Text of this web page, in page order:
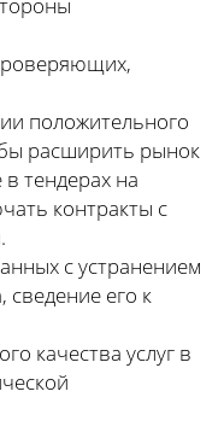
положительного
расширить рынок
тендерах на
контракты с
с устранением
сведение его к
качества услуг в